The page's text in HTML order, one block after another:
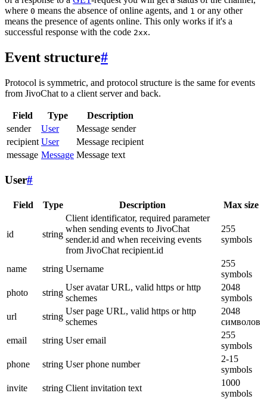
where 0 means the absence of online agents, and 1 or any other
means the presence of agents online. This only works if it's a
successful response with the code 2xx.
Event structure#
Protocol is symmetric, and protocol structure is the same for events
from JivoChat to a client server and back.
Field Type
Description
sender
User
Message sender
recipient User
Message recipient
message Message Message text
User#
Field Type Description Max size
id string
Client identificator, required parameter
when sending events to JivoChat
sender.id and when receiving events
from JivoChat recipient.id
255
symbols
name string Username
255
symbols
photo
string
User avatar URL, valid https or http
schemes
2048
symbols
url
string
User page URL, valid https or http
schemes
2048
символов
email
string User email
255
symbols
phone
string User phone number
2-15
symbols
invite
string Client invitation text
1000
symbols